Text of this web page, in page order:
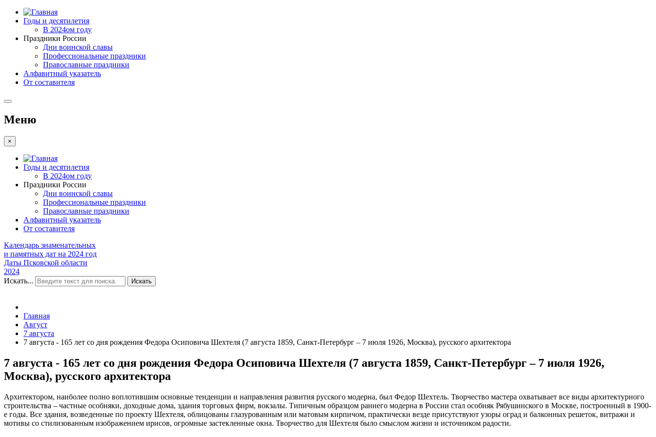
Годы и десятилетия
В 2024ом году
Праздники России
Дни воинской славы
Профессиональные праздники
Православные праздники
Алфавитный указатель
От составителя
Меню
×
Годы и десятилетия
В 2024ом году
Праздники России
Дни воинской славы
Профессиональные праздники
Православные праздники
Алфавитный указатель
От составителя
Календарь знаменательных
и памятных дат на 2024 год
Даты Псковской области
2024
Искать...
Искать
Главная
Август
7 августа
7 августа - 165 лет со дня рождения Федора Осиповича Шехтеля (7 августа 1859, Санкт-Петербург – 7 июля 1926, Москва), русского архитектора
7 августа - 165 лет со дня рождения Федора Осиповича Шехтеля (7 августа 1859, Санкт-Петербург – 7 июля 1926,
Москва), русского архитектора
Архитектором, наиболее полно воплотившим основные тенденции и направления развития русского модерна, был Федор Шехтель. Творчество мастера охватывает все виды архитектурного
строительства – частные особняки, доходные дома, здания торговых фирм, вокзалы. Типичным образцом раннего модерна в России стал особняк Рябушинского в Москве, построенный в 1900-
е годы. Все здания, возведенные по проекту Шехтеля, облицованы глазурованным или матовым кирпичом, практически везде присутствуют узоры оград и балконных решеток, витражи и
мотивы со стилизованным изображением ирисов, огромные застекленные окна. Творчество для Шехтеля было смыслом жизни и источником радости.